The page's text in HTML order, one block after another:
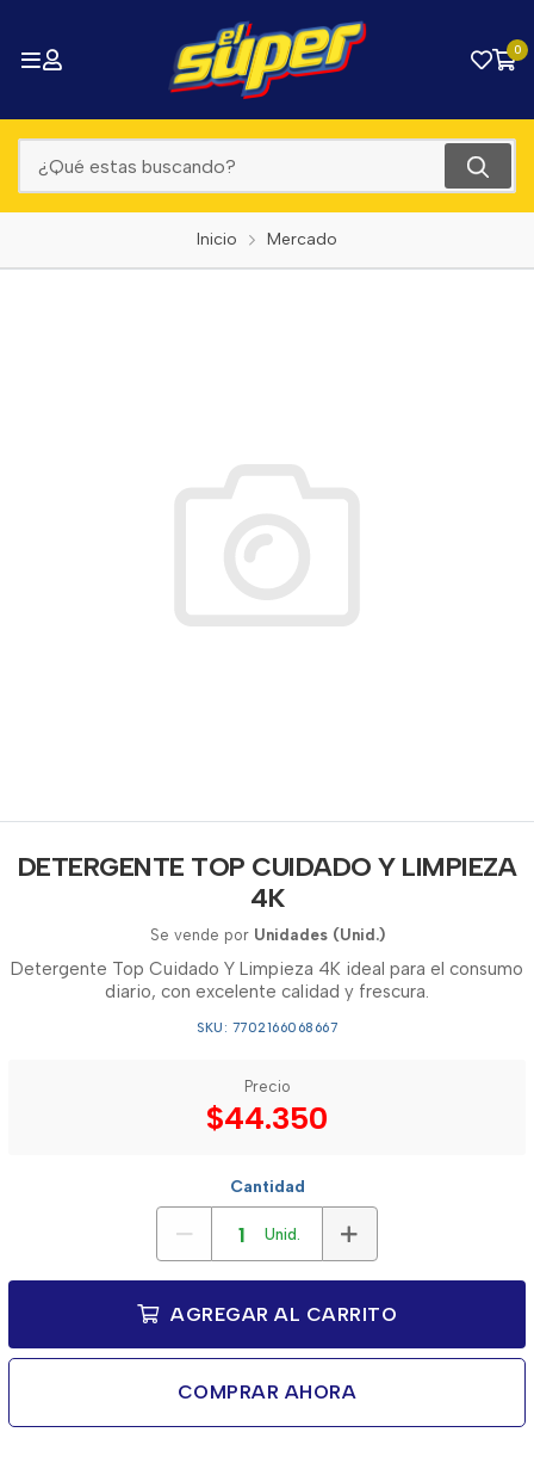
0
Inicio Mercado
DETERGENTE TOP CUIDADO Y LIMPIEZA
4K
Se vende por Unidades (Unid.)
Detergente Top Cuidado Y Limpieza 4K ideal para el consumo
diario, con excelente calidad y frescura.
SKU: 7702166068667
Precio
$44.350
Cantidad
Unid.
AGREGAR AL CARRITO
COMPRAR AHORA